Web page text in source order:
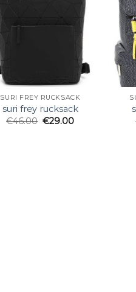
SURI FREY RUCKSACK
suri frey rucksack
€46.00 €29.00